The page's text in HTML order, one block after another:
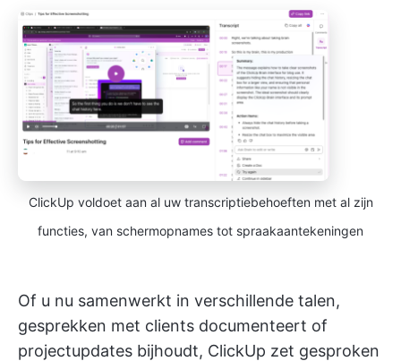
ClickUp voldoet aan al uw transcriptiebehoeften met al zijn
functies, van schermopnames tot spraakaantekeningen
Of u nu samenwerkt in verschillende talen,
gesprekken met clients documenteert of
projectupdates bijhoudt, ClickUp zet gesproken